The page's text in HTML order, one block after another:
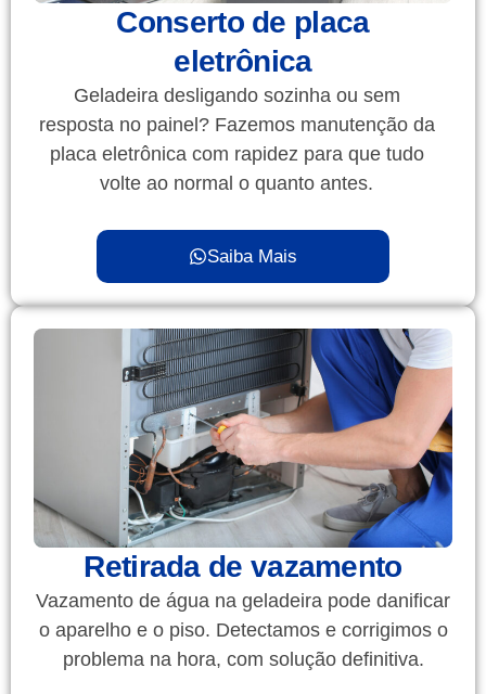
Conserto de placa
eletrônica
Geladeira desligando sozinha ou sem
resposta no painel? Fazemos manutenção da
placa eletrônica com rapidez para que tudo
volte ao normal o quanto antes.
Saiba Mais
Retirada de vazamento
Vazamento de água na geladeira pode danificar
o aparelho e o piso. Detectamos e corrigimos o
problema na hora, com solução definitiva.